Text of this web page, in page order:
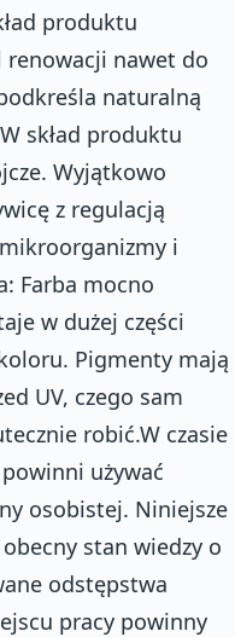
produktu
renowacji nawet do
naturalną
skład produktu
Wyjątkowo
z regulacją
i
Farba mocno
w dużej części
Pigmenty mają
UV, czego sam
robić.W czasie
używać
osobistej. Niniejsze
stan wiedzy o
odstępstwa
pracy powinny